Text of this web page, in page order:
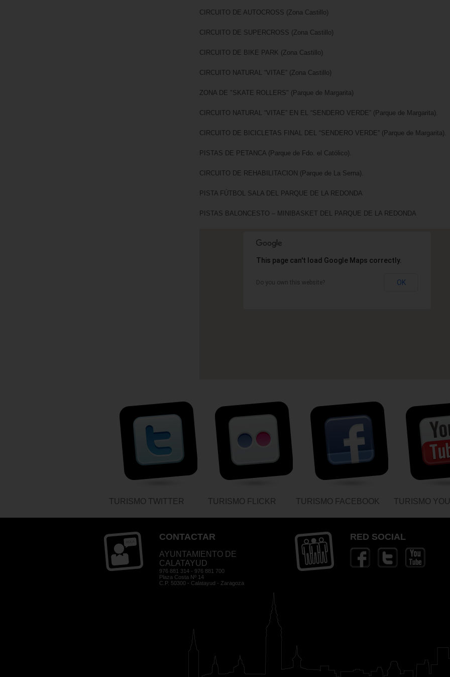
CIRCUITO DE AUTOCROSS (Zona Castillo)
CIRCUITO DE SUPERCROSS (Zona Castillo)
CIRCUITO DE BIKE PARK (Zona Castillo)
CIRCUITO NATURAL “VITAE” (Zona Castillo)
ZONA DE "SKATE ROLLERS" (Parque de Margarita)
CIRCUITO NATURAL “VITAE” EN EL “SENDERO VERDE” (Parque de Margarita).
CIRCUITO DE BICICLETAS FINAL DEL “SENDERO VERDE” (Parque de Margarita).
PISTAS DE PETANCA (Parque de Fdo. el Católico).
CIRCUITO DE REHABILITACION (Parque de La Serna).
PISTA FÚTBOL SALA DEL PARQUE DE LA REDONDA
PISTAS BALONCESTO – MINIBASKET DEL PARQUE DE LA REDONDA
This page can't load Google Maps correctly.
Do you own this website? OK
TURISMO TWITTER TURISMO FLICKR TURISMO FACEBOOK TURISMO
CONTACTAR
AYUNTAMIENTO DE
CALATAYUD
976 881 314 - 976 881 700
Plaza Costa Nº 14
C.P. 50300 - Calatayud - Zaragoza
RED SOCIAL